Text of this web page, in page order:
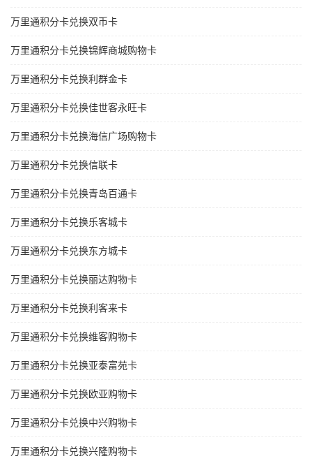
万里通积分卡兑换双币卡
万里通积分卡兑换锦辉商城购物卡
万里通积分卡兑换利群金卡
万里通积分卡兑换佳世客永旺卡
万里通积分卡兑换海信广场购物卡
万里通积分卡兑换信联卡
万里通积分卡兑换青岛百通卡
万里通积分卡兑换乐客城卡
万里通积分卡兑换东方城卡
万里通积分卡兑换丽达购物卡
万里通积分卡兑换利客来卡
万里通积分卡兑换维客购物卡
万里通积分卡兑换亚泰富苑卡
万里通积分卡兑换欧亚购物卡
万里通积分卡兑换中兴购物卡
万里通积分卡兑换兴隆购物卡